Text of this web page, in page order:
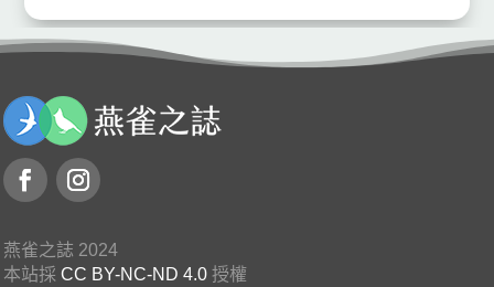
燕雀之誌 2024
本站採 CC BY-NC-ND 4.0 授權